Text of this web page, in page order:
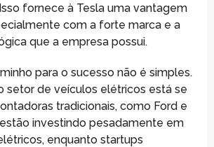
fornece à Tesla uma vantagem
com a forte marca e a
que a empresa possui.
para o sucesso não é simples.
setor de veículos elétricos está se
tradicionais, como Ford e
investindo pesadamente em
enquanto startups